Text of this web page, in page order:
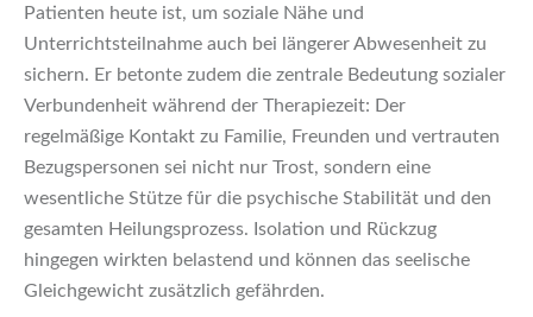
Patienten heute ist, um soziale Nähe und
Unterrichtsteilnahme auch bei längerer Abwesenheit zu
sichern. Er betonte zudem die zentrale Bedeutung sozialer
Verbundenheit während der Therapiezeit: Der
regelmäßige Kontakt zu Familie, Freunden und vertrauten
Bezugspersonen sei nicht nur Trost, sondern eine
wesentliche Stütze für die psychische Stabilität und den
gesamten Heilungsprozess. Isolation und Rückzug
hingegen wirkten belastend und können das seelische
Gleichgewicht zusätzlich gefährden.